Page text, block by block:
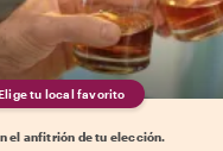
tu local favorito
el anfitrión de tu elección.